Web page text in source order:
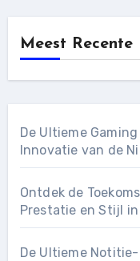
Meest Recente
De Ultieme
Innovatie van de
Ontdek de
Prestatie en Stijl
De Ultieme